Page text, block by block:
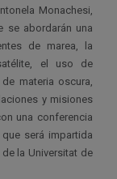
Monachesi,
se abordarán una
de marea, la
el uso de
materia oscura,
y misiones
una conferencia
que será impartida
la Universitat de